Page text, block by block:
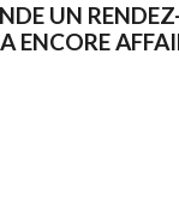
UN
ENCORE